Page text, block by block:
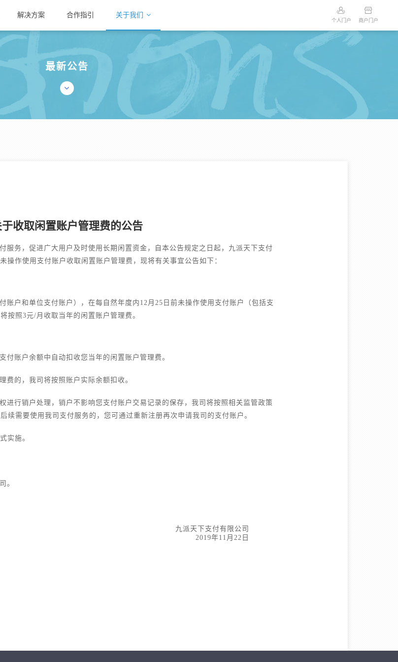
解决方案 合作指引 关于我们
个人门户 商户门户
最新公告
于收取闲置账户管理费的公告
服务，促进广大用户及时使用长期闲置资金，自本公告规定之日起，九派天下支付
操作使用支付账户收取闲置账户管理费，现将有关事宜公告如下：
账户和单位支付账户），在每自然年度内12月25日前未操作使用支付账户（包括支
按照3元/月收取当年的闲置账户管理费。
付账户余额中自动扣收您当年的闲置账户管理费。
费的，我司将按照账户实际余额扣收。
进行销户处理，销户不影响您支付账户交易记录的保存，我司将按照相关监管政策
续需要使用我司支付服务的，您可通过重新注册再次申请我司的支付账户。
实施。
。
九派天下支付有限公司
2019年11月22日